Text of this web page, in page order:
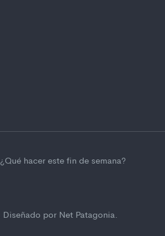
¿Qué hacer este fin de semana?
Diseñado por Net Patagonia.